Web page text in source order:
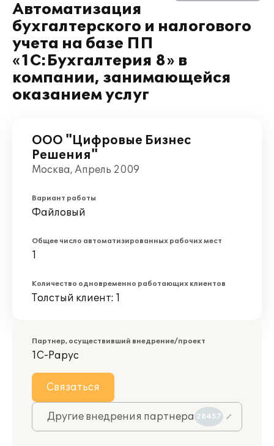
Автоматизация
бухгалтерского и налогового
учета на базе ПП
«1С:Бухгалтерия 8» в
компании, занимающейся
оказанием услуг
ООО "Цифровые Бизнес
Решения"
Москва, Апрель 2009
Вариант работы
Файловый
Общее число автоматизированных рабочих мест
1
Количество одновременно работающих клиентов
Толстый клиент: 1
Партнер, осуществивший внедрение/проект
1С-Рарус
Связаться
Другие внедрения партнера 28457